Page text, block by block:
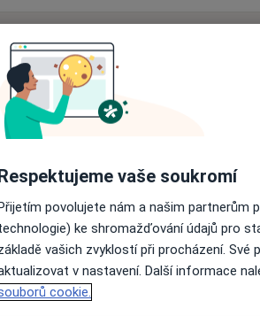
psychoterapeutické setkání si
psycholog.cz/
Porubová
vztazích Nízké sebevědomí
vaše soukromí
povolujete nám a našim partnerům
ke shromažďování údajů pro
vašich zvyklostí při procházení.
v nastavení. Další informace
cookie.